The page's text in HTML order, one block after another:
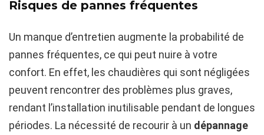
Risques de pannes fréquentes
Un manque d’entretien augmente la probabilité de
pannes fréquentes, ce qui peut nuire à votre
confort. En effet, les chaudières qui sont négligées
peuvent rencontrer des problèmes plus graves,
rendant l’installation inutilisable pendant de longues
périodes. La nécessité de recourir à un dépannage